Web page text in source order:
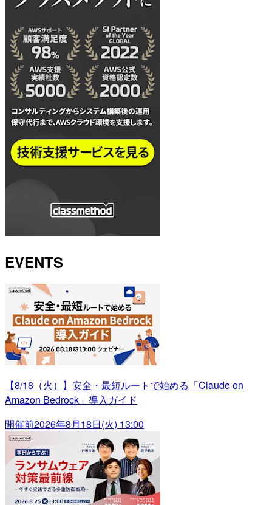
EVENTS
【8/18（火）】安全・最短ルートで始める「Claude on
Amazon Bedrock」導入ガイド
開催前2026年8月18日(火) 13:00